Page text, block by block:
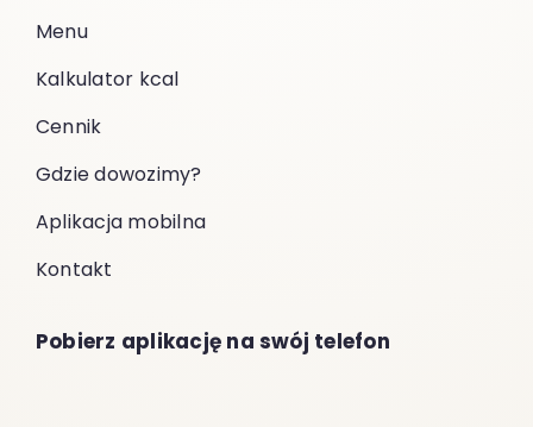
Menu
Kalkulator kcal
Cennik
Gdzie dowozimy?
Aplikacja mobilna
Kontakt
Pobierz aplikację na swój telefon